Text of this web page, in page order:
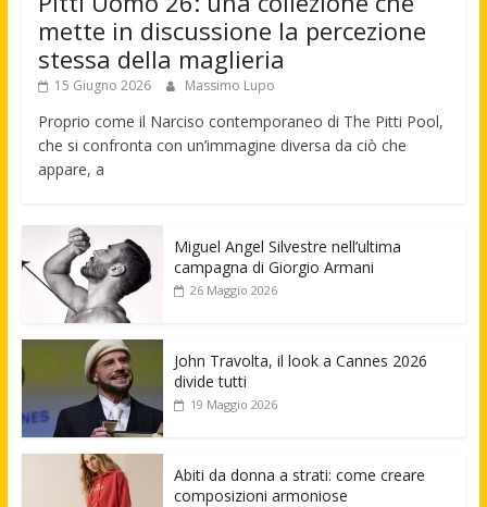
mette in discussione la percezione
stessa della maglieria
15 Giugno 2026 Massimo Lupo
Proprio come il Narciso contemporaneo di The Pitti Pool,
che si confronta con un’immagine diversa da ciò che
appare, a
Miguel Angel Silvestre nell’ultima
campagna di Giorgio Armani
26 Maggio 2026
John Travolta, il look a Cannes 2026
divide tutti
19 Maggio 2026
Abiti da donna a strati: come creare
composizioni armoniose